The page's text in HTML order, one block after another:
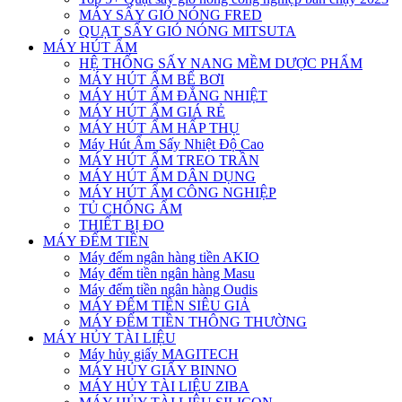
MÁY SẤY GIÓ NÓNG FRED
QUẠT SẤY GIÓ NÓNG MITSUTA
MÁY HÚT ẨM
HỆ THỐNG SẤY NANG MỀM DƯỢC PHẨM
MÁY HÚT ẨM BỂ BƠI
MÁY HÚT ẨM ĐẲNG NHIỆT
MÁY HÚT ẨM GIÁ RẺ
MÁY HÚT ẨM HẤP THỤ
Máy Hút Ẩm Sấy Nhiệt Độ Cao
MÁY HÚT ẨM TREO TRẦN
MÁY HÚT ẨM DÂN DỤNG
MÁY HÚT ẨM CÔNG NGHIỆP
TỦ CHỐNG ẨM
THIẾT BỊ ĐO
MÁY ĐẾM TIỀN
Máy đếm ngân hàng tiền AKIO
Máy đếm tiền ngân hàng Masu
Máy đếm tiền ngân hàng Oudis
MÁY ĐẾM TIỀN SIÊU GIẢ
MÁY ĐẾM TIỀN THÔNG THƯỜNG
MÁY HỦY TÀI LIỆU
Máy hủy giấy MAGITECH
MÁY HỦY GIẤY BINNO
MÁY HỦY TÀI LIỆU ZIBA